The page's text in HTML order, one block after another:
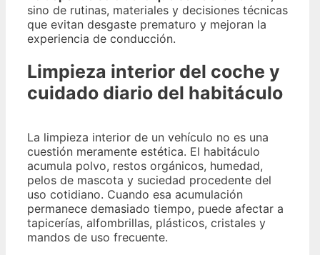
sino de rutinas, materiales y decisiones técnicas
que evitan desgaste prematuro y mejoran la
experiencia de conducción.
Limpieza interior del coche y
cuidado diario del habitáculo
La limpieza interior de un vehículo no es una
cuestión meramente estética. El habitáculo
acumula polvo, restos orgánicos, humedad,
pelos de mascota y suciedad procedente del
uso cotidiano. Cuando esa acumulación
permanece demasiado tiempo, puede afectar a
tapicerías, alfombrillas, plásticos, cristales y
mandos de uso frecuente.